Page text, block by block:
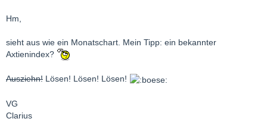
Hm,
sieht aus wie ein Monatschart. Mein Tipp: ein bekannter
Axtienindex?
Ausziehn! Lösen! Lösen! Lösen!
VG
Clarius